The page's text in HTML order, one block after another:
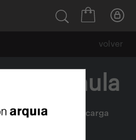
volver
del aula
| Descarga